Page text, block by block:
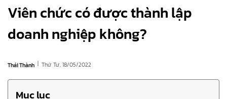
Viên chức có được thành lập
doanh nghiệp không?
Thái Thành | Thứ Tư, 18/05/2022
Mục lục